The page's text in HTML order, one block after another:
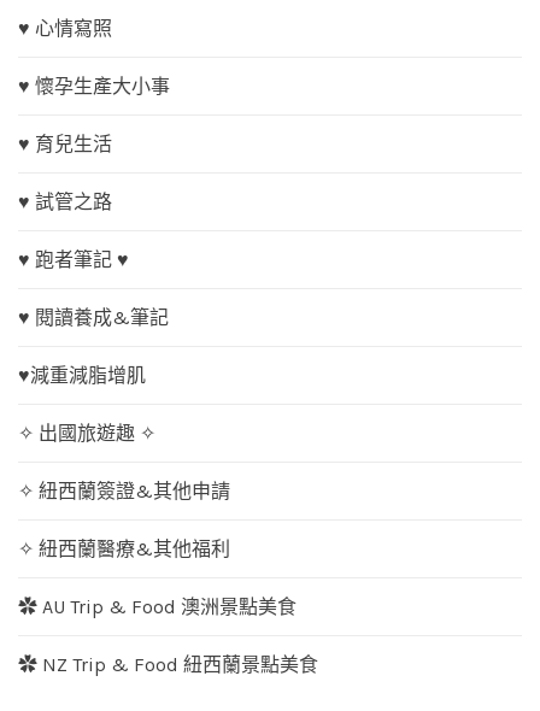
♥ 心情寫照
♥ 懷孕生產大小事
♥ 育兒生活
♥ 試管之路
♥ 跑者筆記 ♥
♥ 閱讀養成&筆記
♥減重減脂增肌
✧ 出國旅遊趣 ✧
✧ 紐西蘭簽證&其他申請
✧ 紐西蘭醫療&其他福利
✿ AU Trip & Food 澳洲景點美食
✿ NZ Trip & Food 紐西蘭景點美食